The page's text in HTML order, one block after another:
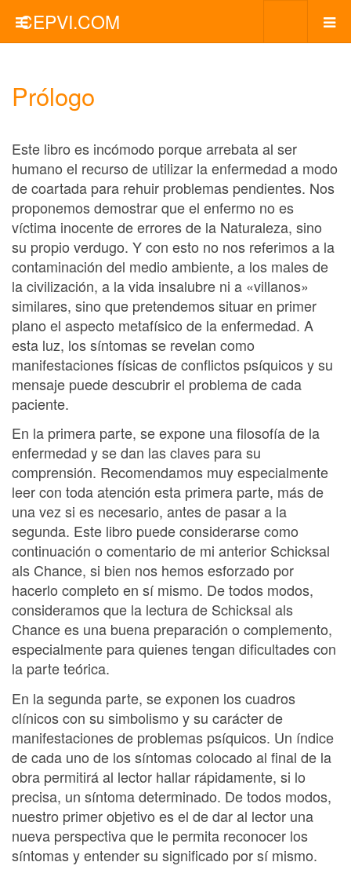
CEPVI.COM
Prólogo
Este libro es incómodo porque arrebata al ser
humano el recurso de utilizar la enfermedad a modo
de coartada para rehuir problemas pendientes. Nos
proponemos demostrar que el enfermo no es
víctima inocente de errores de la Naturaleza, sino
su propio verdugo. Y con esto no nos referimos a la
contaminación del medio ambiente, a los males de
la civilización, a la vida insalubre ni a «villanos»
similares, sino que pretendemos situar en primer
plano el aspecto metafísico de la enfermedad. A
esta luz, los síntomas se revelan como
manifestaciones físicas de conflictos psíquicos y su
mensaje puede descubrir el problema de cada
paciente.
En la primera parte, se expone una filosofía de la
enfermedad y se dan las claves para su
comprensión. Recomendamos muy especialmente
leer con toda atención esta primera parte, más de
una vez si es necesario, antes de pasar a la
segunda. Este libro puede considerarse como
continuación o comentario de mi anterior Schicksal
als Chance, si bien nos hemos esforzado por
hacerlo completo en sí mismo. De todos modos,
consideramos que la lectura de Schicksal als
Chance es una buena preparación o complemento,
especialmente para quienes tengan dificultades con
la parte teórica.
En la segunda parte, se exponen los cuadros
clínicos con su simbolismo y su carácter de
manifestaciones de problemas psíquicos. Un índice
de cada uno de los síntomas colocado al final de la
obra permitirá al lector hallar rápidamente, si lo
precisa, un síntoma determinado. De todos modos,
nuestro primer objetivo es el de dar al lector una
nueva perspectiva que le permita reconocer los
síntomas y entender su significado por sí mismo.